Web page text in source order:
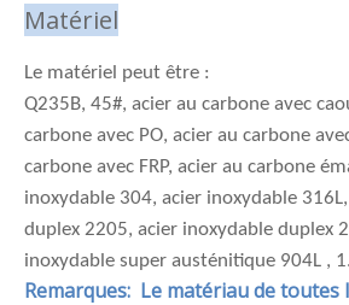
Matériel
Le matériel peut être :
Q235B, 45#, acier au carbone avec
carbone avec PO, acier au carbone
carbone avec FRP, acier au carbone
inoxydable 304, acier inoxydable
duplex 2205, acier inoxydable duplex
inoxydable super austénitique 904L ,
Remarques: Le matériau de toutes